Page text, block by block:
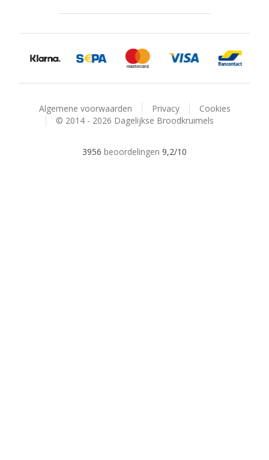
Algemene voorwaarden Privacy
Cookies
© 2014 - 2026 Dagelijkse Broodkruimels
3956 beoordelingen 9,2/10